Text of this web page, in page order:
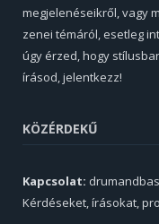
megjelenéseikről, vagy
zenei témáról, esetleg
úgy érzed, hogy
írásod, jelentkezz!
KÖZÉRDEKŰ
Kapcsolat:
Kérdéseket, írásokat,